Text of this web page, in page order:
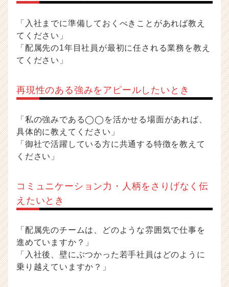
「入社までに準備しておくべきことがあれば教え
てください」
「配属先の1年目社員が最初に任される業務を教え
てください」
再現性のある強みをアピールしたいとき
「私の強みである◯◯を活かせる場面があれば、
具体的に教えてください」
「御社で活躍している方に共通する特徴を教えて
ください」
コミュニケーション力・人柄をさりげなく伝
えたいとき
「配属先のチームは、どのような雰囲気で仕事を
進めていますか？」
「入社後、壁にぶつかった若手社員はどのように
乗り越えていますか？」